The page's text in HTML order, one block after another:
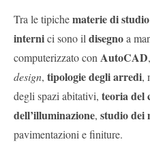
Tra le tipichematerie di studio
internici sono il disegnoa
computerizzato con AutoCAD
design, tipologie degli arredi,
degli spazi abitativi, teoria del
dell’illuminazione, studio dei
pavimentazioni e finiture.